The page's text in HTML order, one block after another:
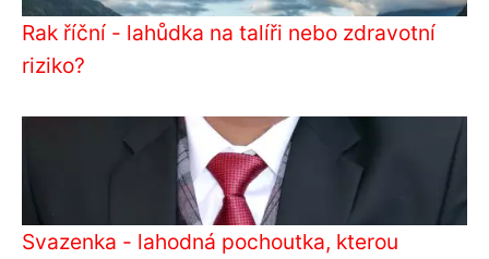
Rak říční - lahůdka na talíři nebo zdravotní
riziko?
Svazenka - lahodná pochoutka, kterou